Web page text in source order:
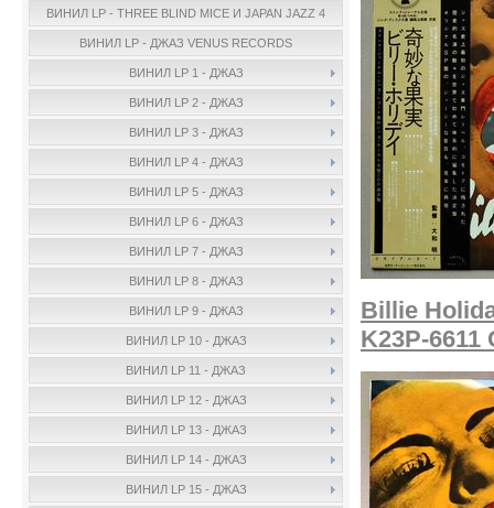
ВИНИЛ LP - THREE BLIND MICE И JAPAN JAZZ 4
ВИНИЛ LP - ДЖАЗ VENUS RECORDS
ВИНИЛ LP 1 - ДЖАЗ
ВИНИЛ LP 2 - ДЖАЗ
ВИНИЛ LP 3 - ДЖАЗ
ВИНИЛ LP 4 - ДЖАЗ
ВИНИЛ LP 5 - ДЖАЗ
ВИНИЛ LP 6 - ДЖАЗ
ВИНИЛ LP 7 - ДЖАЗ
ВИНИЛ LP 8 - ДЖАЗ
ВИНИЛ LP 9 - ДЖАЗ
ВИНИЛ LP 10 - ДЖАЗ
ВИНИЛ LP 11 - ДЖАЗ
ВИНИЛ LP 12 - ДЖАЗ
ВИНИЛ LP 13 - ДЖАЗ
ВИНИЛ LP 14 - ДЖАЗ
ВИНИЛ LP 15 - ДЖАЗ
Billie
K23P-6611